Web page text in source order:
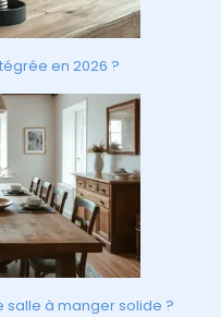
en 2026 ?
salle à manger solide ?